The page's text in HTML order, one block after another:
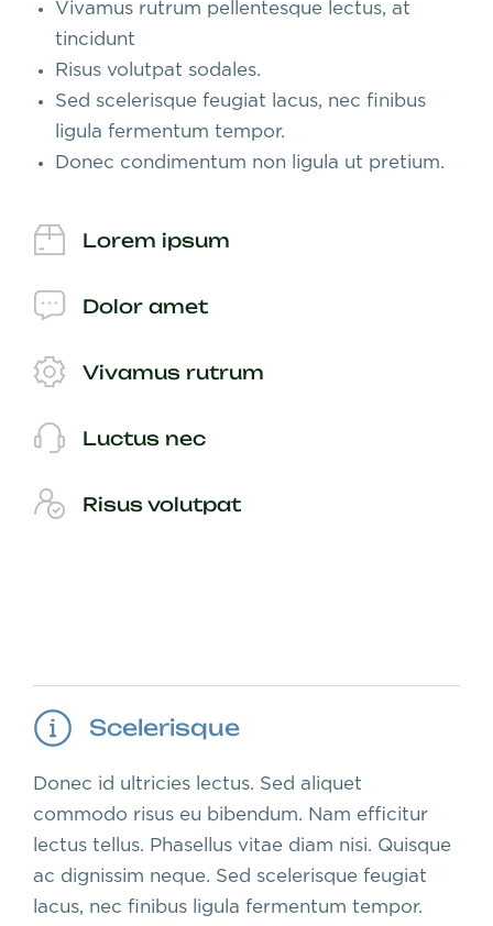
Vivamus rutrum pellentesque lectus, at
tincidunt
Risus volutpat sodales.
Sed scelerisque feugiat lacus, nec finibus
ligula fermentum tempor.
Donec condimentum non ligula ut pretium.
Lorem ipsum
Dolor amet
Vivamus rutrum
Luctus nec
Risus volutpat
Scelerisque
Donec id ultricies lectus. Sed aliquet
commodo risus eu bibendum. Nam efficitur
lectus tellus. Phasellus vitae diam nisi. Quisque
ac dignissim neque. Sed scelerisque feugiat
lacus, nec finibus ligula fermentum tempor.